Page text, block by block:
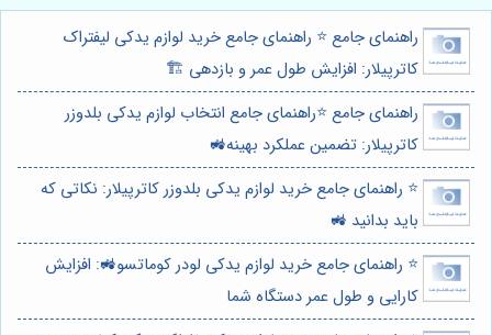
راهنمای جامع ⭐️ راهنمای جامع خرید لوازم یدکی لیفتراک
کاترپیلار: افزایش طول عمر و بازدهی 🏗️
راهنمای جامع ⭐️راهنمای جامع انتخاب لوازم یدکی بلدوزر
کاترپیلار: تضمین عملکرد بهینه🚜
⭐️ راهنمای جامع خرید لوازم یدکی بلدوزر کاترپیلار: نکاتی که
باید بدانید 🚜
⭐️ راهنمای جامع خرید لوازم یدکی لودر کوماتسو🚜: افزایش
کارایی و طول عمر دستگاه شما